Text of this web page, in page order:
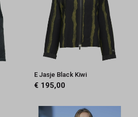
E Jasje Black Kiwi
€ 195,00